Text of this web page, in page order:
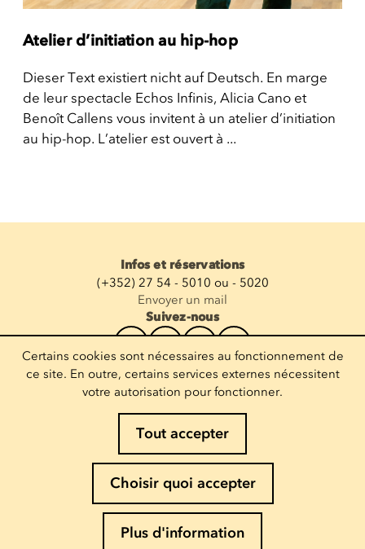
Atelier d’initiation au hip-hop
Dieser Text existiert nicht auf Deutsch. En marge
de leur spectacle Echos Infinis, Alicia Cano et
Benoît Callens vous invitent à un atelier d’initiation
au hip-hop. L’atelier est ouvert à ...
Infos et réservations
(+352) 27 54 - 5010 ou - 5020
Envoyer un mail
Suivez-nous
Recevoir la newsletter
Entrez votre mail
Politique de Cookies
Politique de confidentialité
Certains cookies sont nécessaires au fonctionnement de
ce site. En outre, certains services externes nécessitent
votre autorisation pour fonctionner.
Tout accepter
Choisir quoi accepter
Plus d'information